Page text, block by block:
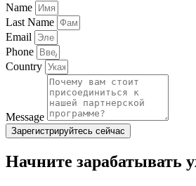
Name
Last Name
Email
Phone
Country
Message
Зарегистрируйтесь сейчас
Начните зарабатывать